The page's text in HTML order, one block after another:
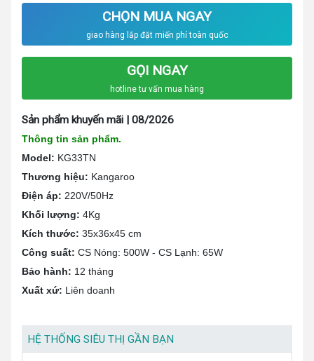
CHỌN MUA NGAY
giao hàng lắp đặt miến phí toàn quốc
GỌI NGAY
hotline tư vấn mua hàng
Sản phẩm khuyến mãi | 08/2026
Thông tin sản phẩm.
Model: KG33TN
Thương hiệu: Kangaroo
Điện áp: 220V/50Hz
Khối lượng: 4Kg
Kích thước: 35x36x45 cm
Công suất: CS Nóng: 500W - CS Lạnh: 65W
Bảo hành: 12 tháng
Xuất xứ: Liên doanh
HỆ THỐNG SIÊU THỊ GẦN BẠN